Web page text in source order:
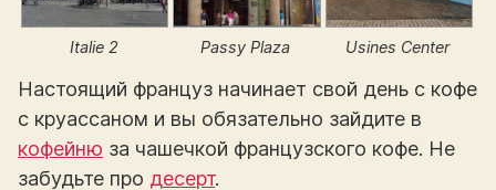
Italie 2 Passy Plaza Usines Center
Настоящий француз начинает свой день с кофе
с круассаном и вы обязательно зайдите в
кофейню за чашечкой французского кофе. Не
забудьте про десерт.